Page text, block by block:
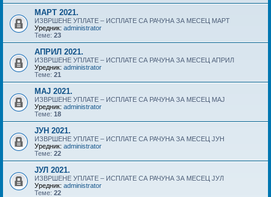
МАРТ 2021.
ИЗВРШЕНЕ УПЛАТЕ – ИСПЛАТЕ СА РАЧУНА ЗА МЕСЕЦ МАРТ
Уредник: administrator
Теме: 23
АПРИЛ 2021.
ИЗВРШЕНЕ УПЛАТЕ – ИСПЛАТЕ СА РАЧУНА ЗА МЕСЕЦ АПРИЛ
Уредник: administrator
Теме: 21
MAJ 2021.
ИЗВРШЕНЕ УПЛАТЕ – ИСПЛАТЕ СА РАЧУНА ЗА МЕСЕЦ MAJ
Уредник: administrator
Теме: 18
ЈУН 2021.
ИЗВРШЕНЕ УПЛАТЕ – ИСПЛАТЕ СА РАЧУНА ЗА МЕСЕЦ ЈУН
Уредник: administrator
Теме: 22
ЈУЛ 2021.
ИЗВРШЕНЕ УПЛАТЕ – ИСПЛАТЕ СА РАЧУНА ЗА МЕСЕЦ ЈУЛ
Уредник: administrator
Теме: 22